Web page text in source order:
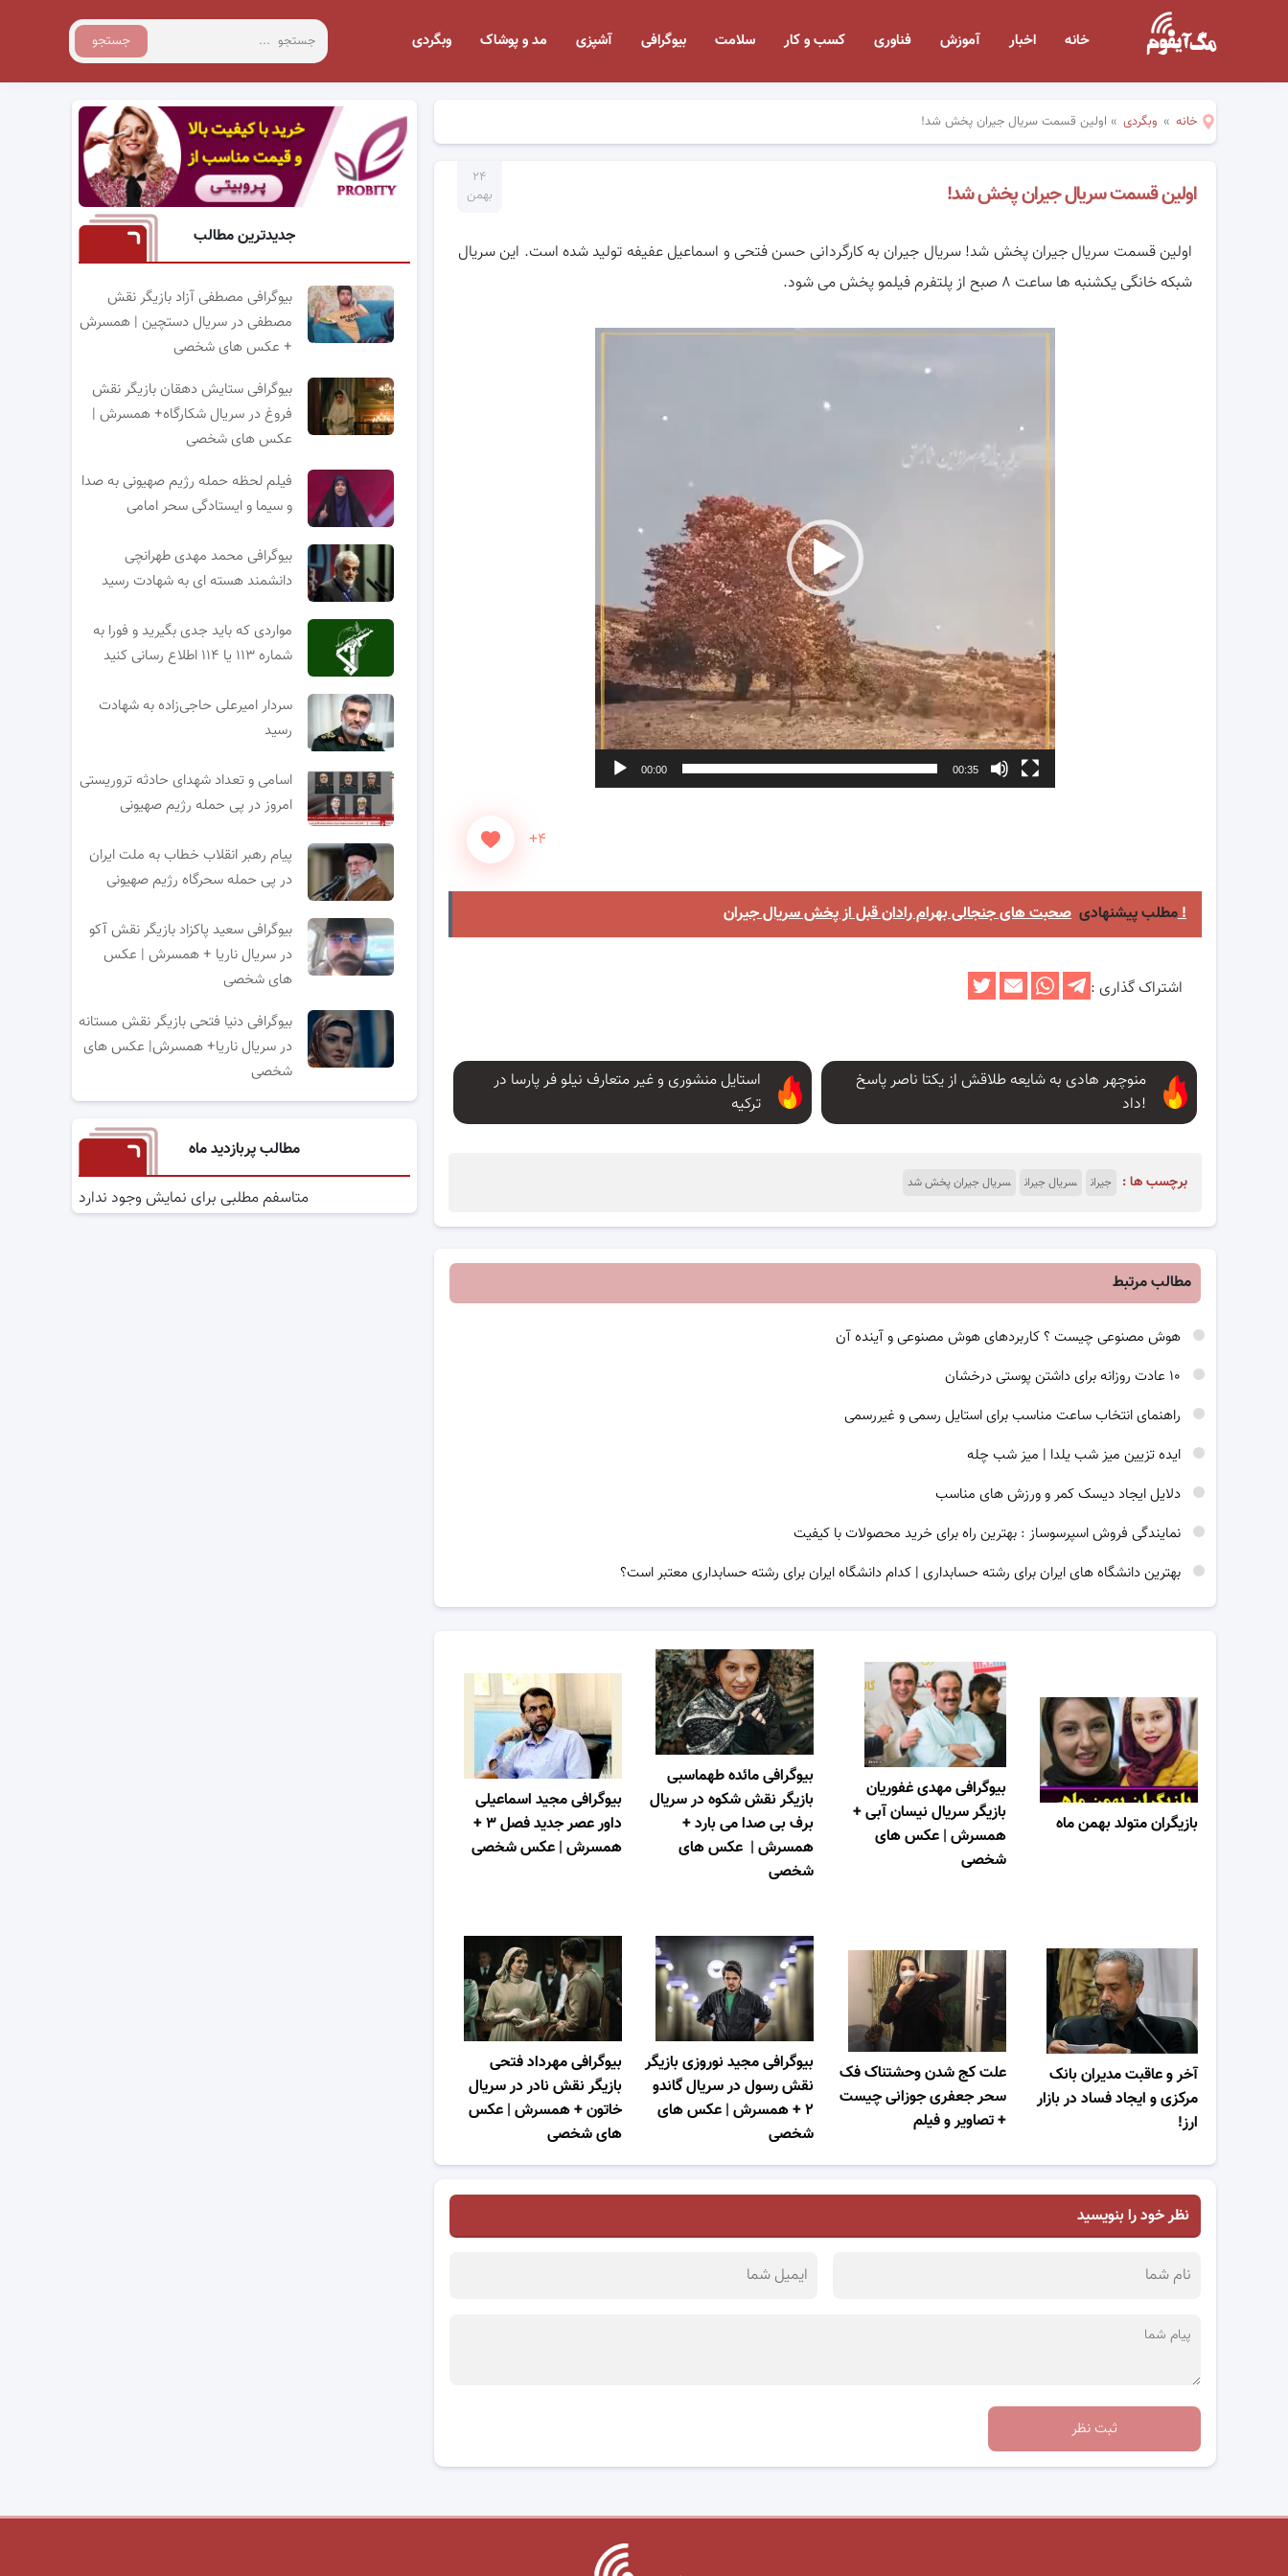
جستجو خانه اخبار آموزش فناوری کسب و کار سلامت بیوگرافی آشپزی مد و پوشاک وبگردی
خانه » وبگردی » اولین قسمت سریال جیران پخش شد!
۲۴
بهمن
اولین قسمت سریال جیران پخش شد!
اولین قسمت سریال جیران پخش شد! سریال جیران به کارگردانی حسن فتحی و اسماعیل عفیفه تولید شده است. این سریال
شبکه خانگی یکشنبه ها ساعت ۸ صبح از پلتفرم فیلمو پخش می شود.
نمایشگر
00:00 00:35
+۴
مطلب پیشنهادیصحبت های جنجالی بهرام رادان قبل از پخش سریال جیران !
اشتراک گذاری :
استایل منشوری و غیر متعارف نیلو فر پارسا در
ترکیه
منوچهر هادی به شایعه طلاقش از یکتا ناصر پاسخ
داد!
برچسب ها : جیران سریال جیران سریال جیران پخش شد
مطالب مرتبط
هوش مصنوعی چیست ؟ کاربردهای هوش مصنوعی و آینده آن
راهنمای انتخاب ساعت مناسب برای استایل رسمی و غیررسمی
ایده تزیین میز شب یلدا | میز شب چله
دلایل ایجاد دیسک کمر و ورزش های مناسب
نمایندگی فروش اسپرسوساز : بهترین راه برای خرید محصولات با کیفیت
بهترین دانشگاه های ایران برای رشته حسابداری | کدام دانشگاه ایران برای رشته حسابداری معتبر است؟
بیوگرافی مجید اسماعیلی
داور عصر جدید فصل ۳ +
همسرش | عکس شخصی
بیوگرافی مائده طهماسبی
بازیگر نقش شکوه در سریال
برف بی صدا می بارد +
همسرش | عکس های
شخصی
بیوگرافی مهدی غفوریان
بازیگر سریال نیسان آبی +
همسرش | عکس های
شخصی
بازیگران متولد بهمن ماه
بیوگرافی مهرداد فتحی
بازیگر نقش نادر در سریال
خاتون + همسرش | عکس
های شخصی
بیوگرافی مجید نوروزی بازیگر
نقش رسول در سریال گاندو
۲ + همسرش | عکس های
شخصی
علت کج شدن وحشتناک فک
سحر جعفری جوزانی چیست
+ تصاویر و فیلم
آخر و عاقبت مدیران بانک
مرکزی و ایجاد فساد در بازار
ارز!
جدیدترین مطالب
بیوگرافی مصطفی آزاد بازیگر نقش
مصطفی در سریال دستچین | همسرش
+ عکس های شخصی
بیوگرافی ستایش دهقان بازیگر نقش
فروغ در سریال شکارگاه+ همسرش |
عکس های شخصی
فیلم لحظه حمله رژیم صهیونی به صدا
و سیما و ایستادگی سحر امامی
بیوگرافی محمد مهدی طهرانچی
دانشمند هسته ای به شهادت رسید
مواردی که باید جدی بگیرید و فورا به
شماره ۱۱۳ یا ۱۱۴ اطلاع رسانی کنید
سردار امیرعلی حاجی‌زاده به شهادت
رسید
اسامی و تعداد شهدای حادثه تروریستی
امروز در پی حمله رژیم صهیونی
پیام رهبر انقلاب خطاب به ملت ایران
در پی حمله سحرگاه رژیم صهیونی
بیوگرافی سعید پاکزاد بازیگر نقش آکو
در سریال ناریا + همسرش | عکس
های شخصی
بیوگرافی دنیا فتحی بازیگر نقش مستانه
در سریال ناریا+ همسرش| عکس های
شخصی
مطالب پربازدید ماه
متاسفم مطلبی برای نمایش وجود ندارد
نظر خود را بنویسید
ثبت نظر